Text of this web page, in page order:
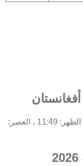
لهذا اليوم : الفجر: 03:25 ، الظهر: 11:49 ، العصر: